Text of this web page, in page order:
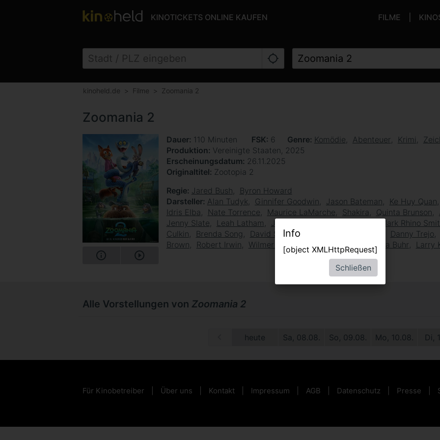
KINOTICKETS ONLINE KAUFEN FILME
kinoheld.de Filme Zoomania 2
Zoomania 2
Dauer 110 Minuten FSK 6 Genre Komödie Abenteuer Krimi
Produktion Vereinigte Staaten, 2025
Erscheinungsdatum 26.11.2025
Originaltitel Zootopia 2
Regie Jared Bush
Byron Howard
Darsteller Alan Tudyk Ginnifer Goodwin Jason Bateman Ke Huy Quan
Idris Elba
Nate Torrence Maurice LaMarche Shakira Quinta Brunson
Jenny Slate
Leah Latham Josh Dallas Mark Rhino
Culkin
Brenda Song David Strathairn Danny Trejo
Brown
Robert Irwin Wilmer Valderrama Eric Bauza Reba Buhr Larry
Alle Vorstellungen von Zoomania 2
heute Sa, 08.08. So, 09.08. Mo, 10.08. Di,
Für Kinobetreiber Über uns Kontakt Impressum AGB Datenschutz Presse
Info
[object XMLHttpRequest]
Schließen